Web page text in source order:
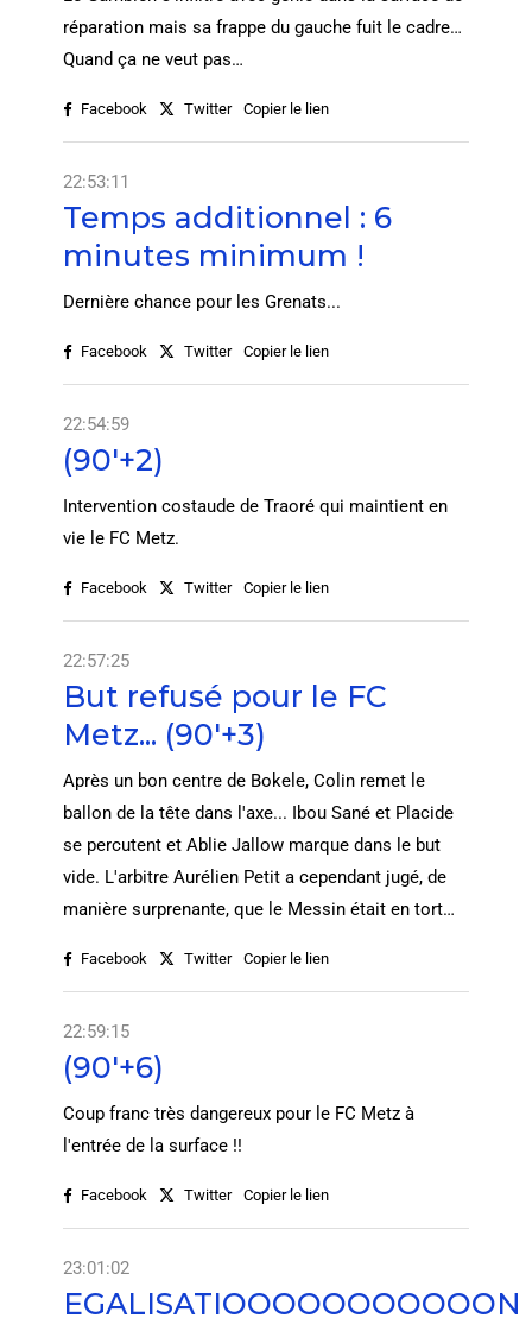
réparation mais sa frappe du gauche fuit le cadre…
Quand ça ne veut pas…
Facebook Twitter Copier le lien
22:53:11
Temps additionnel : 6
minutes minimum !
Dernière chance pour les Grenats...
Facebook Twitter Copier le lien
22:54:59
(90'+2)
Intervention costaude de Traoré qui maintient en
vie le FC Metz.
Facebook Twitter Copier le lien
22:57:25
But refusé pour le FC
Metz... (90'+3)
Après un bon centre de Bokele, Colin remet le
ballon de la tête dans l'axe... Ibou Sané et Placide
se percutent et Ablie Jallow marque dans le but
vide. L'arbitre Aurélien Petit a cependant jugé, de
manière surprenante, que le Messin était en tort…
Facebook Twitter Copier le lien
22:59:15
(90'+6)
Coup franc très dangereux pour le FC Metz à
l'entrée de la surface !!
Facebook Twitter Copier le lien
23:01:02
EGALISATIOOOOOOOOOOON